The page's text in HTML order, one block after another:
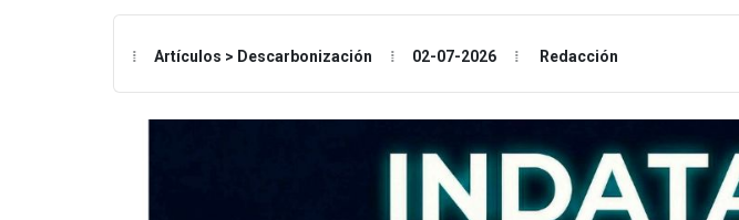
Artículos > Descarbonización 02-07-2026 Redacción